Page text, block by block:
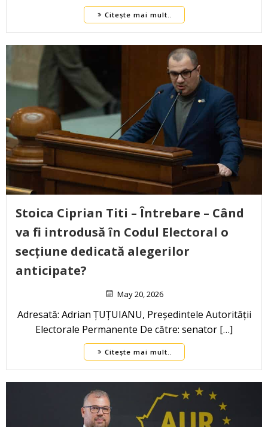
Citește mai mult..
Stoica Ciprian Titi – Întrebare – Când
va fi introdusă în Codul Electoral o
secțiune dedicată alegerilor
anticipate?
May 20, 2026
Adresată: Adrian ȚUȚUIANU, Președintele Autorității
Electorale Permanente De către: senator […]
Citește mai mult..